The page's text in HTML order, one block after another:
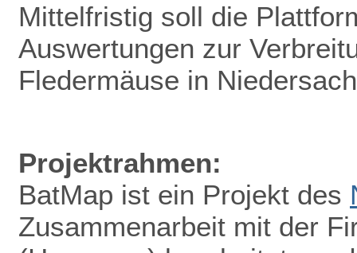
Mittelfristig soll die
Auswertungen zur
Fledermäuse in
Projektrahmen:
BatMap ist ein Projekt des
Zusammenarbeit mit der